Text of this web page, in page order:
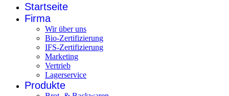
Startseite
Firma
Wir über uns
Bio-Zertifizierung
IFS-Zertifizierung
Marketing
Vertrieb
Lagerservice
Produkte